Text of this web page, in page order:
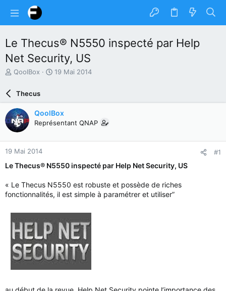
Le Thecus® N5550 inspecté par Help
Net Security, US
A
u
r
d
u
s
u
QoolBox
D
e
d
b
t
19 Mai 2014
Thecus
QoolBox
Représentant QNAP
19 Mai 2014 #1
Le Thecus® N5550 inspecté par Help Net Security, US
« Le Thecus N5550 est robuste et possède de riches
fonctionnalités, il est simple à paramétrer et utiliser”